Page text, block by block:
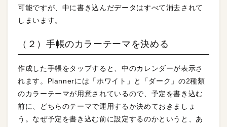
可能ですが、中に書き込んだデータはすべて消去されて
しまいます。
（２）手帳のカラーテーマを決める
作成した手帳をタップすると、中のカレンダーが表示さ
れます。Plannerには「ホワイト」と「ダーク」の2種類
のカラーテーマが用意されているので、予定を書き込む
前に、どちらのテーマで運用するか決めておきましょ
う。なぜ予定を書き込む前に設定するのかというと、あ